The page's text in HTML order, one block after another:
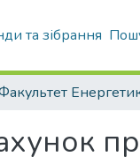
та зібрання